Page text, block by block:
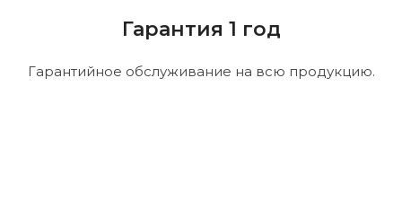
Гарантия 1 год
Гарантийное обслуживание на всю продукцию.